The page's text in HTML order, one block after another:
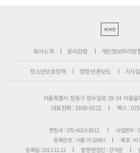
PC버전
회사소개 윤리강령 개인정보처리방
청소년보호정책 정정·반론보도 기사
서울특별시 성동구 성수일로 39-34 서울
대표전화 : 1800-6522
팩스 :
편집국 : 070-4010-8512
사업본부 :
등록번호 : 서울 아 02897
제호 : 비
등록일: 2013.11.13
발행·편집인 : 강석운